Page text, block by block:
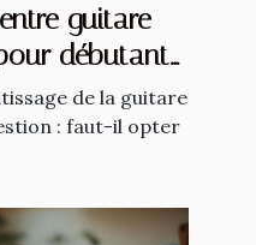
guitare
débutants
de la guitare
: faut-il opter